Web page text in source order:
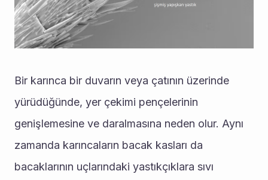
Bir karınca bir duvarın veya çatının üzerinde
yürüdüğünde, yer çekimi pençelerinin
genişlemesine ve daralmasına neden olur. Aynı
zamanda karıncaların bacak kasları da
bacaklarının uçlarındaki yastıkçıklara sıvı